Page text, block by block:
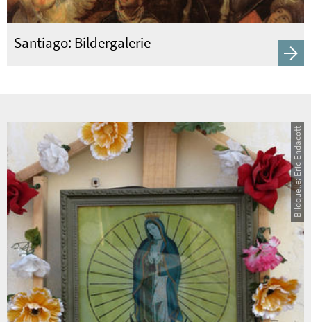
Santiago: Bildergalerie
Bildquelle: Eric Endacott